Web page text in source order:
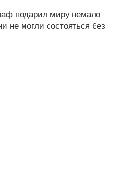
подарил миру немало
не могли состояться без